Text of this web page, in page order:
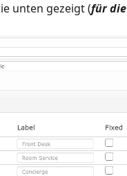
unten gezeigt (für die